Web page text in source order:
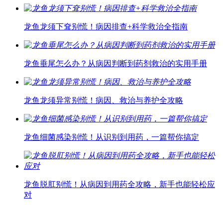
龙鱼龙须下耷别慌！病因排查+科学救治全指南
龙鱼垂尾怎么办？从病因判断到药剂救治的实用手册
龙鱼龙须异常别慌！病因、救治与养护全攻略
龙鱼细菌感染别慌！从识别到用药，一篇帮你搞定
龙鱼脱肛别慌！从病因到用药全攻略，新手也能轻松应
对